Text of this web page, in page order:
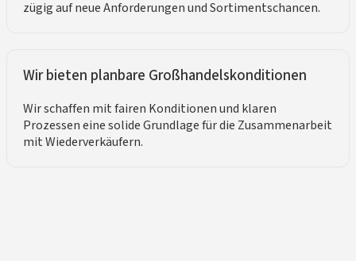
zügig auf neue Anforderungen und Sortimentschancen.
Wir bieten planbare Großhandelskonditionen
Wir schaffen mit fairen Konditionen und klaren
Prozessen eine solide Grundlage für die Zusammenarbeit
mit Wiederverkäufern.